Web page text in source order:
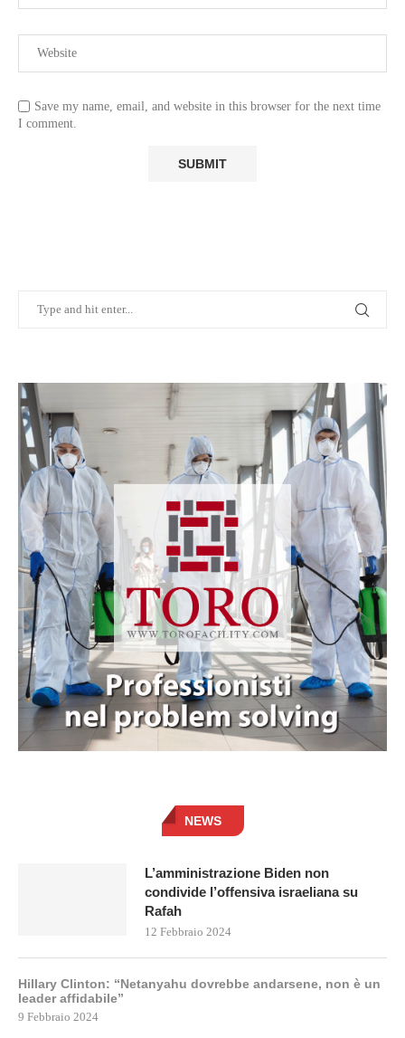
Save my name, email, and website in this browser for the next time
I comment.
NEWS
L’amministrazione Biden non
condivide l’offensiva israeliana su
Rafah
12 Febbraio 2024
Hillary Clinton: “Netanyahu dovrebbe andarsene, non è un
leader affidabile”
9 Febbraio 2024